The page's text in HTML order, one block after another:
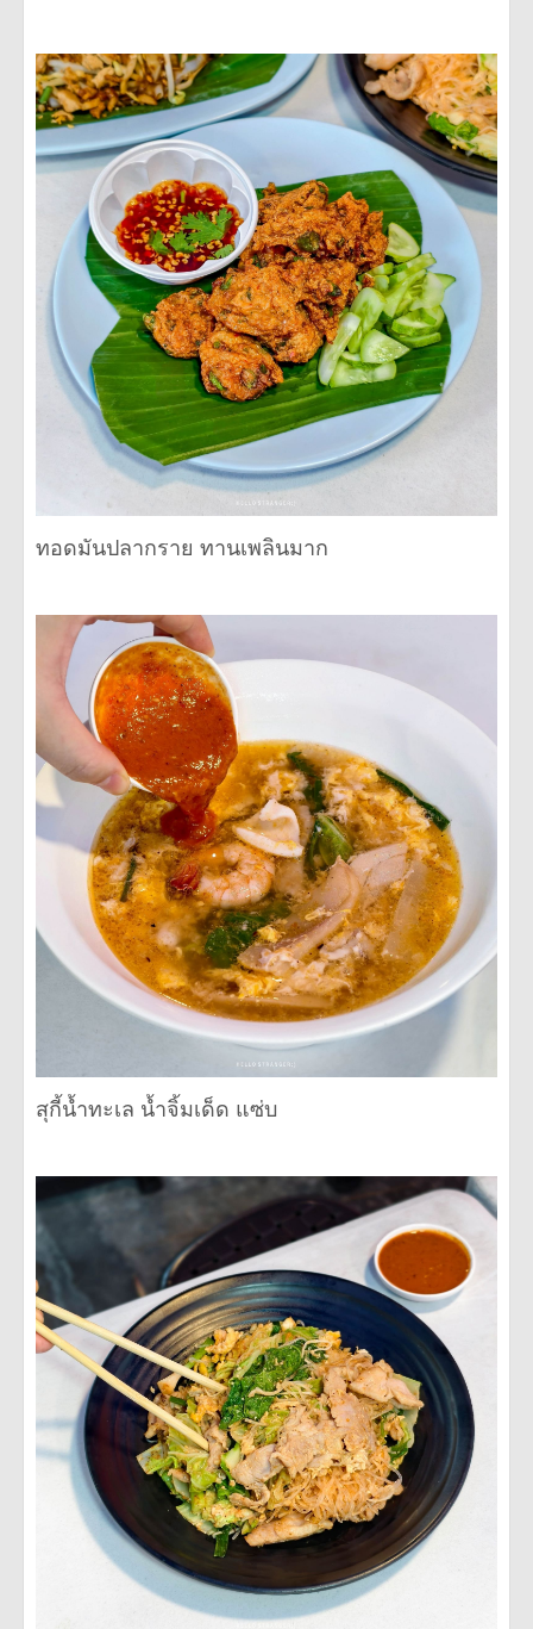
ทอดมันปลากราย ทานเพลินมาก
สุกี้น้ำทะเล น้ำจิ้มเด็ด แซ่บ